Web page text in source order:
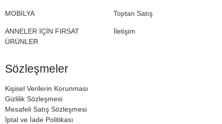
MOBİLYA
ANNELER İÇİN FIRSAT
ÜRÜNLER
Toptan Satış
İletişim
Sözleşmeler
Kişisel Verilerin Korunması
Gizlilik Sözleşmesi
Mesafeli Satış Sözleşmesi
İptal ve İade Politikası